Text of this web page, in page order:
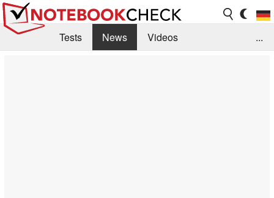
Tests News
Videos
...